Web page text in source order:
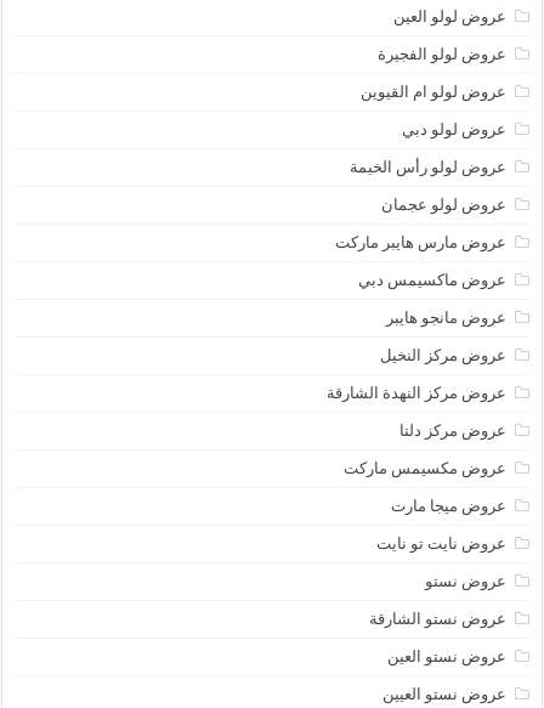
عروض لولو العين
عروض لولو الفجيرة
عروض لولو ام القيوين
عروض لولو دبي
عروض لولو رأس الخيمة
عروض لولو عجمان
عروض مارس هايبر ماركت
عروض ماكسيمس دبي
عروض مانجو هايبر
عروض مركز النخيل
عروض مركز النهدة الشارقة
عروض مركز دلتا
عروض مكسيمس ماركت
عروض ميجا مارت
عروض نايت تو نايت
عروض نستو
عروض نستو الشارقة
عروض نستو العين
عروض نستو العيين